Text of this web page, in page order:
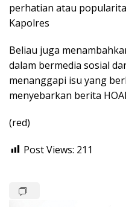
perhatian atau
Kapolres
Beliau juga
dalam bermedia sosial
menanggapi isu yang
menyebarkan berita
(red)
Post Views: 211